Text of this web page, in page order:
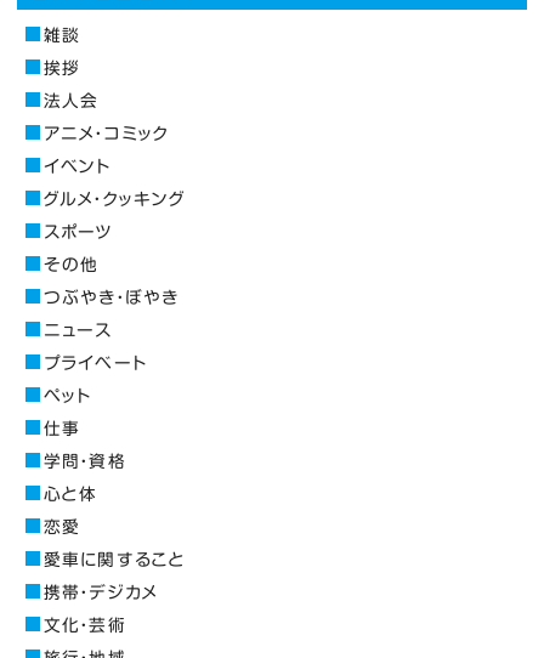
雑談
挨拶
法人会
アニメ・コミック
イベント
グルメ・クッキング
スポーツ
その他
つぶやき・ぼやき
ニュース
プライベート
ペット
仕事
学問・資格
心と体
恋愛
愛車に関すること
携帯・デジカメ
文化・芸術